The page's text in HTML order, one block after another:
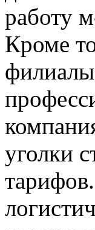
работу
Кроме
уголки